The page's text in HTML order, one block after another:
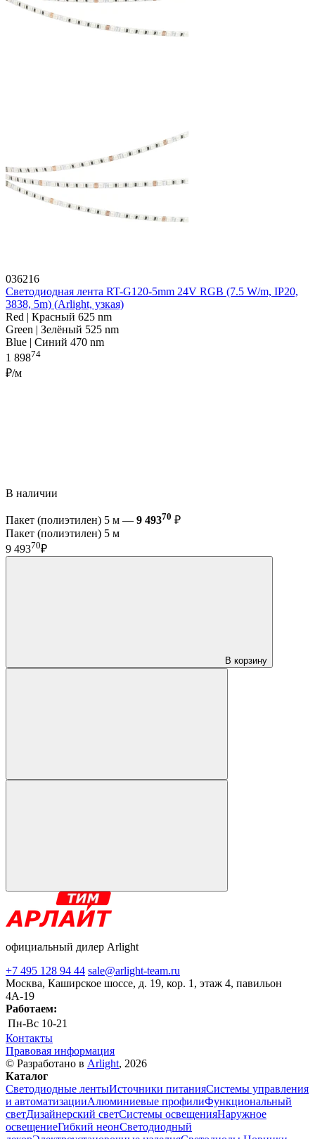
036216
Светодиодная лента RT-G120-5mm 24V RGB (7.5 W/m, IP20,
3838, 5m) (Arlight, узкая)
Red | Красный 625 nm
Green | Зелёный 525 nm
Blue | Синий 470 nm
1 89874
₽/м
В наличии
Пакет (полиэтилен) 5 м — 9 49370 ₽
Пакет (полиэтилен) 5 м
9 49370₽
В корзину
официальный дилер Arlight
+7 495 128 94 44 sale@arlight-team.ru
Москва, Каширское шоссе, д. 19, кор. 1, этаж 4, павильон
4А-19
Работаем:
Пн-Вс 10-21
Контакты
Правовая информация
© Разработано в Arlight, 2026
Каталог
Светодиодные лентыИсточники питанияСистемы управления
и автоматизацииАлюминиевые профилиФункциональный
светДизайнерский светСистемы освещенияНаружное
освещениеГибкий неонСветодиодный